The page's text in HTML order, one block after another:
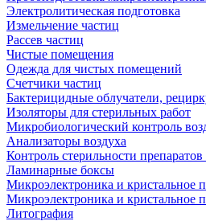
Электролитическая подготовка
Измельчение частиц
Рассев частиц
Чистые помещения
Одежда для чистых помещений
Счетчики частиц
Бактерицидные облучатели,
Изоляторы для стерильных работ
Микробиологический контроль
Анализаторы воздуха
Контроль стерильности
Ламинарные боксы
Микроэлектроника и кристальное
Микроэлектроника и кристальное
Литография